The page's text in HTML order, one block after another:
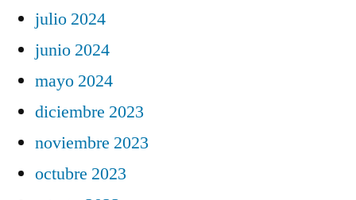
julio 2024
junio 2024
mayo 2024
diciembre 2023
noviembre 2023
octubre 2023